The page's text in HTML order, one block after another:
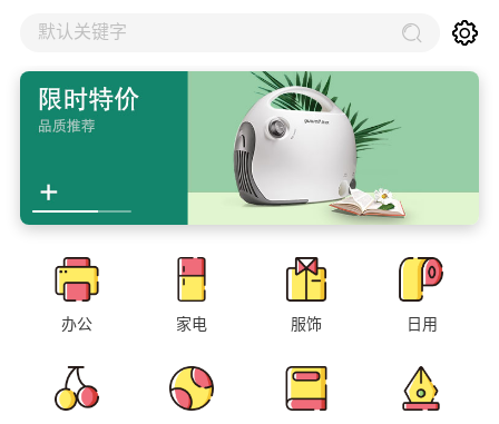
默认关键字
办公 家电 服饰 日用